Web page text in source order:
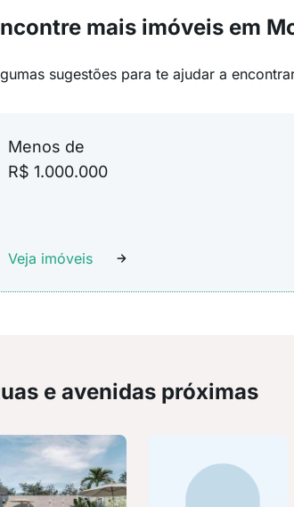
mais imóveis em
sugestões para te ajudar a
Menos de
R$ 1.000.000
Veja imóveis
e avenidas próximas